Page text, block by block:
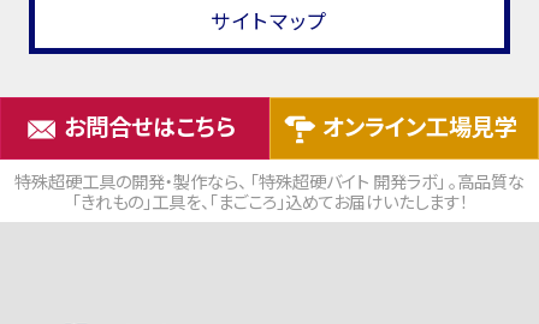
サイトマップ
お問合せはこちら オンライン工場見学
特殊超硬工具の開発・製作なら、 「特殊超硬バイト 開発ラボ」 。高品質な
「きれもの」工具を、「まごころ」込めてお届けいたします！